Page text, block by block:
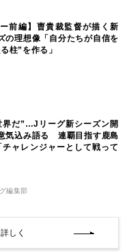
ー前編】曺貴裁監督が描く新
の理想像「自分たちが自信を
柱”を作る」
界だ”…Jリーグ新シーズン開
気込み語る 連覇目指す鹿島
ャレンジャーとして戦って
編集部
しく